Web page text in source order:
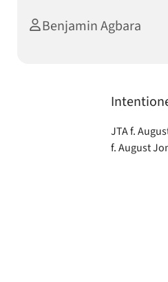
Benjamin Agbara
JTA f.
f. August